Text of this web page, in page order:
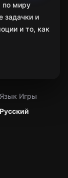
Русский
Язык Игры
по миру
задачки и
и то, как